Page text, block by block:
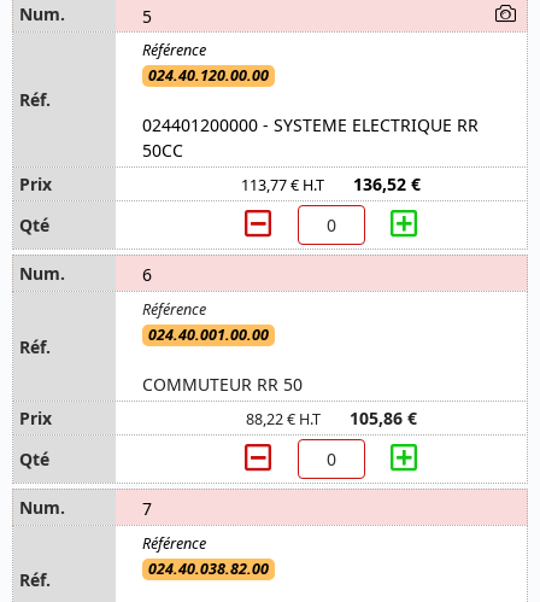
5
024.40.120.00.00
024401200000 - SYSTEME ELECTRIQUE RR
50CC
113,77 € H.T 136,52 €
6
024.40.001.00.00
COMMUTEUR RR 50
88,22 € H.T 105,86 €
7
024.40.038.82.00